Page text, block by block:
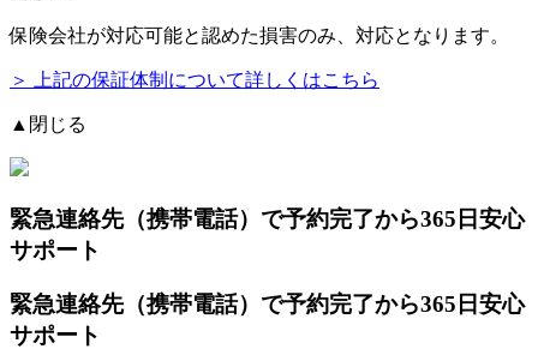
保険会社が対応可能と認めた損害のみ、対応となります。
＞ 上記の保証体制について詳しくはこちら
▲閉じる
緊急連絡先（携帯電話） で予約完了から365日安心
サポート
緊急連絡先（携帯電話） で予約完了から365日安心
サポート